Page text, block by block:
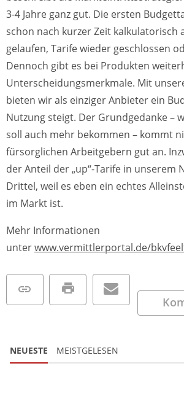
3-4 Jahre ganz gut. Die ersten
schon nach kurzer Zeit kalkulatorisch
gelaufen, Tarife wieder geschlossen
Dennoch gibt es bei Produkten
Unterscheidungsmerkmale. Mit
bieten wir als einziger Anbieter ein
Nutzung steigt. Der Grundgedanke –
soll auch mehr bekommen – kommt
fürsorglichen Arbeitgebern gut an.
der Anteil der „up“-Tarife in unserem
Drittel, weil es eben ein echtes
im Markt ist.
Mehr Informationen
unterwww.vermittlerportal.de/
NEUESTE MEISTGELESEN